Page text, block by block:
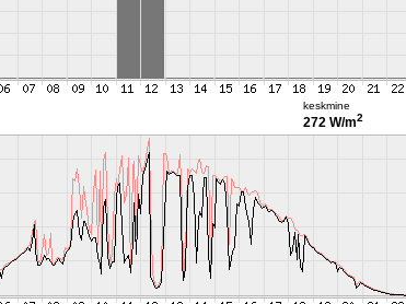
keskmine
272 W/m2